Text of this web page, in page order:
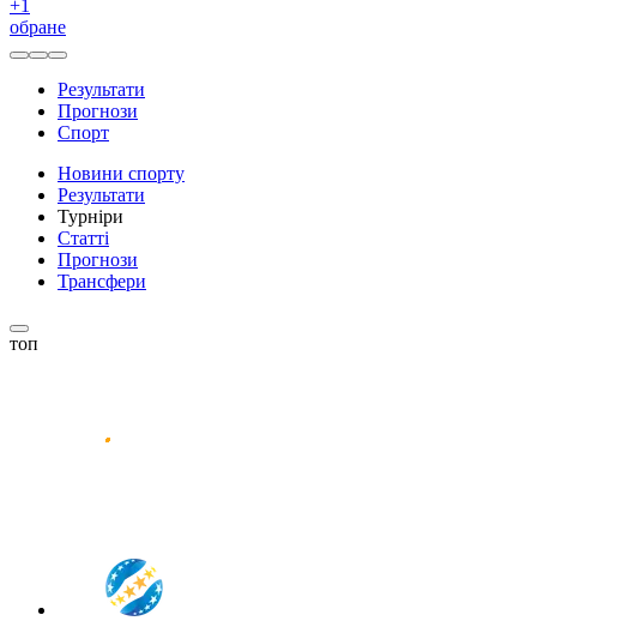
+1
обране
Результати
Прогнози
Спорт
Новини спорту
Результати
Турніри
Статті
Прогнози
Трансфери
топ